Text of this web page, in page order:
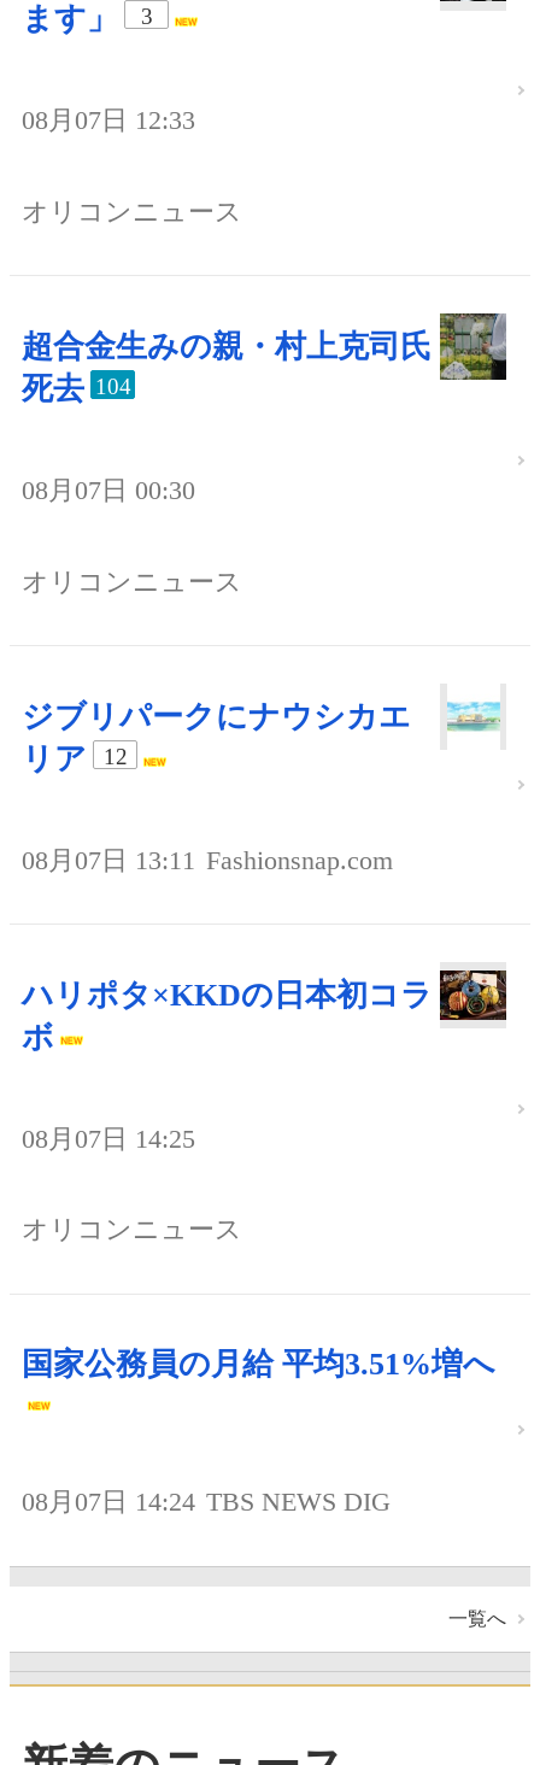
ます」
3
08月07日 12:33
オリコンニュース
超合金生みの親・村上克司氏
死去 104
08月07日 00:30
オリコンニュース
ジブリパークにナウシカエ
リア
12
08月07日 13:11 Fashionsnap.com
ハリポタ×KKDの日本初コラ
ボ
08月07日 14:25
オリコンニュース
国家公務員の月給 平均3.51%増へ
08月07日 14:24 TBS NEWS DIG
一覧へ